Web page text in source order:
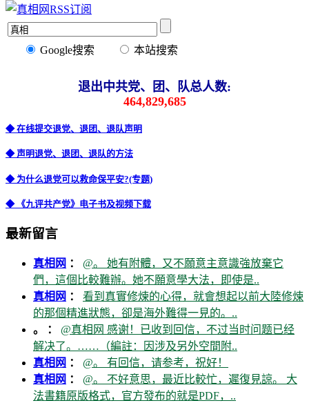
Google搜索 本站搜索
退出中共党、团、队总人数:
464,829,685
◆ 在线提交退党、退团、退队声明
◆ 声明退党、退团、退队的方法
◆ 为什么退党可以救命保平安?(专题)
◆ 《九评共产党》电子书及视频下载
最新留言
真相网 ： @。 她有附體，又不願意主意識強放棄它
們，這個比較難辦。她不願意學大法，即使是..
真相网 ： 看到真實修煉的心得，就會想起以前大陸修煉
的那個精進狀態，卻是海外難得一見的。..
。 ： @真相网 感谢！已收到回信，不过当时问题已经
解决了。……（編註：因涉及另外空間附..
真相网 ： @。 有回信，请参考，祝好！
真相网 ： @。 不好意思，最近比較忙，遲復見諒。 大
法書籍原版格式，官方發布的就是PDF，..